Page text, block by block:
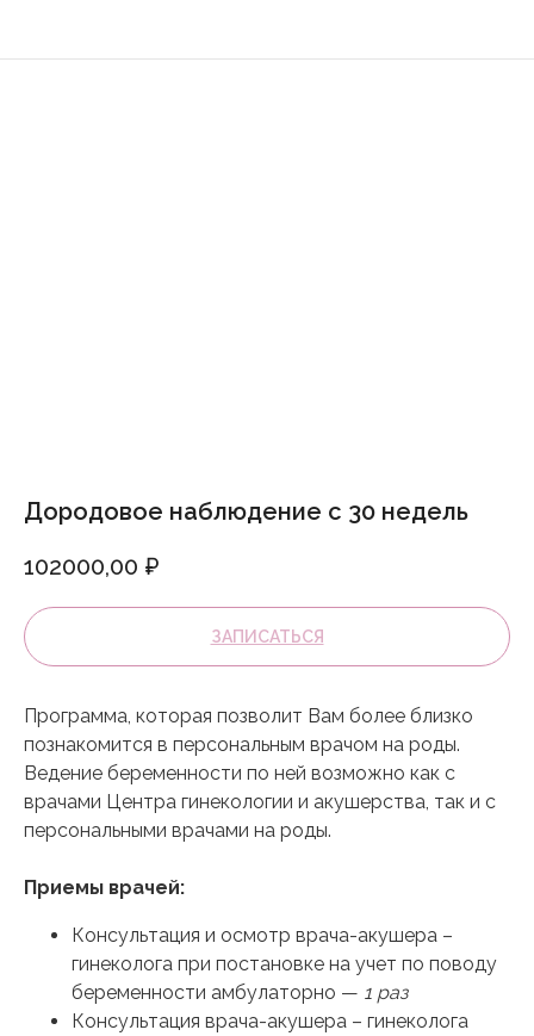
Дородовое наблюдение с 30 недель
102000,00 ₽
ЗАПИСАТЬСЯ
Программа, которая позволит Вам более близко
познакомится в персональным врачом на роды.
Ведение беременности по ней возможно как с
врачами Центра гинекологии и акушерства, так и с
персональными врачами на роды.
Приемы врачей:
Консультация и осмотр врача-акушера –
гинеколога при постановке на учет по поводу
беременности амбулаторно — 1 раз
Консультация врача-акушера – гинеколога